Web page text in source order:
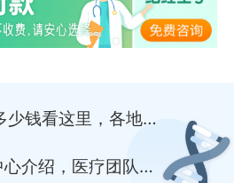
少钱看这里，各地价
介绍，医疗团队、